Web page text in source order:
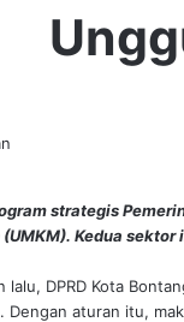
strategis
Kedua
lalu, DPRD Kota
Dengan aturan itu,